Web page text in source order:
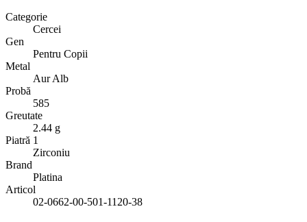
Categorie
Cercei
Gen
Pentru Copii
Metal
Aur Alb
Probă
585
Greutate
2.44 g
Piatră 1
Zirconiu
Brand
Platina
Articol
02-0662-00-501-1120-38